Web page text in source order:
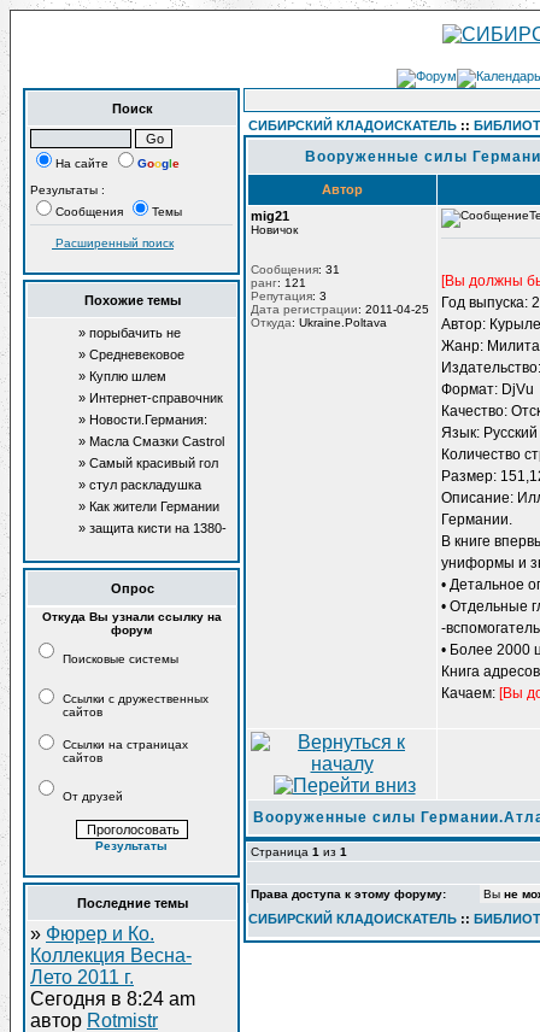
Поиск
На сайте Google
Результаты :
Сообщения
Темы
Расширенный поиск
Похожие темы
» порыбачить не
удалось.
» Средневековое
фехтование.
» Куплю шлем
» Интернет-справочник
спинингиста
» Новости.Германия:
Рыбаки поймали в Рейне
гигантского сома длиной
2,3 метра
» Масла Смазки Castrol
» Самый красивый гол
турнира
» стул раскладушкa
» Как жители Германии
становятся рыболовами
» защита кисти на 1380-
Опрос
Откуда Вы узнали ссылку на
форум
Поисковые системы
Ссылки с дружественных
сайтов
Ссылки на страницах
сайтов
От друзей
Результаты
Последние темы
» Фюрер и Ко.
Коллекция Весна-
Лето 2011 г.
Сегодня в 8:24 am
автор Rotmistr
СИБИРСКИЙ КЛАДОИСКАТЕЛЬ ::
Вооруженные силы
Автор
mig21
Новичок
Сообщения: 31
ранг: 121
Репутация: 3
Дата регистрации: 2011-04-25
Откуда: Ukraine.Poltava
[Вы должны
Год выпуска:
Автор:
Жанр:
Формат: DjVu
Качество:
Язык: Русский
Количество
Размер:
Описание:
Германии.
В книге
униформы и
• Детальное
• Отдельные
-
• Более 2000
Книга
Качаем: [Вы
Вооруженные силы
Страница 1 из 1
Права доступа к этому форуму: Вы не
СИБИРСКИЙ КЛАДОИСКАТЕЛЬ ::